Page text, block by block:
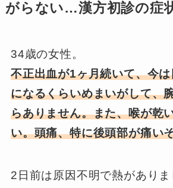
がらない…漢方初診の症
34歳の女性。
不正出血が1ヶ月続いて、今
になるくらいめまいがして、
らありません。また、喉が乾
い。頭痛、特に後頭部が痛い
2日前は原因不明で熱があり